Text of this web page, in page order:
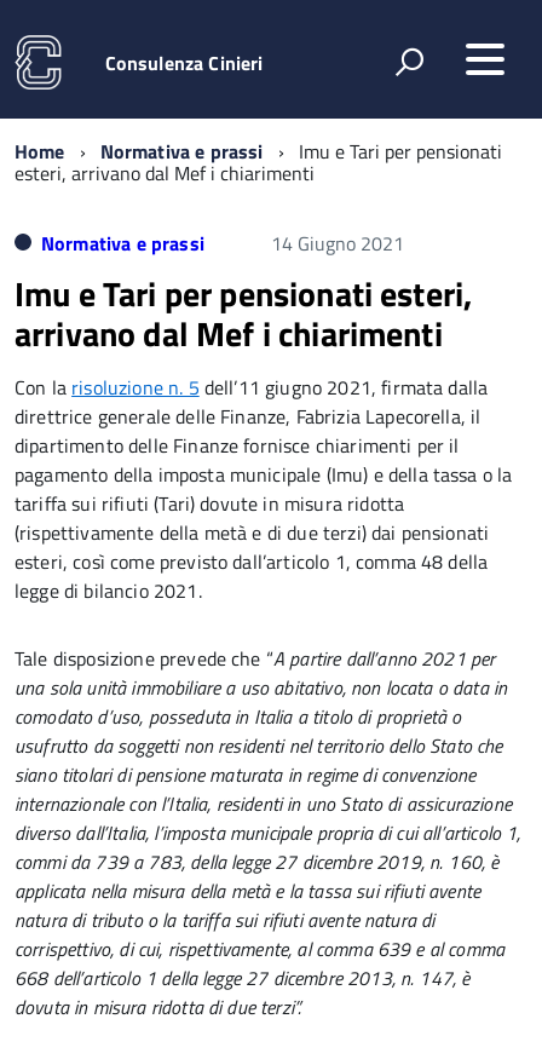
Consulenza Cinieri
Home Normativa e prassi Imu e Tari per pensionati
esteri, arrivano dal Mef i chiarimenti
Normativa e prassi 14 Giugno 2021
Imu e Tari per pensionati esteri,
arrivano dal Mef i chiarimenti
Con la risoluzione n. 5 dell’11 giugno 2021, firmata dalla
direttrice generale delle Finanze, Fabrizia Lapecorella, il
dipartimento delle Finanze fornisce chiarimenti per il
pagamento della imposta municipale (Imu) e della tassa o la
tariffa sui rifiuti (Tari) dovute in misura ridotta
(rispettivamente della metà e di due terzi) dai pensionati
esteri, così come previsto dall’articolo 1, comma 48 della
legge di bilancio 2021.
Tale disposizione prevede che “A partire dall’anno 2021 per
una sola unità immobiliare a uso abitativo, non locata o data in
comodato d’uso, posseduta in Italia a titolo di proprietà o
usufrutto da soggetti non residenti nel territorio dello Stato che
siano titolari di pensione maturata in regime di convenzione
internazionale con l’Italia, residenti in uno Stato di assicurazione
diverso dall’Italia, l’imposta municipale propria di cui all’articolo 1,
commi da 739 a 783, della legge 27 dicembre 2019, n. 160, è
applicata nella misura della metà e la tassa sui rifiuti avente
natura di tributo o la tariffa sui rifiuti avente natura di
corrispettivo, di cui, rispettivamente, al comma 639 e al comma
668 dell’articolo 1 della legge 27 dicembre 2013, n. 147, è
dovuta in misura ridotta di due terzi”.